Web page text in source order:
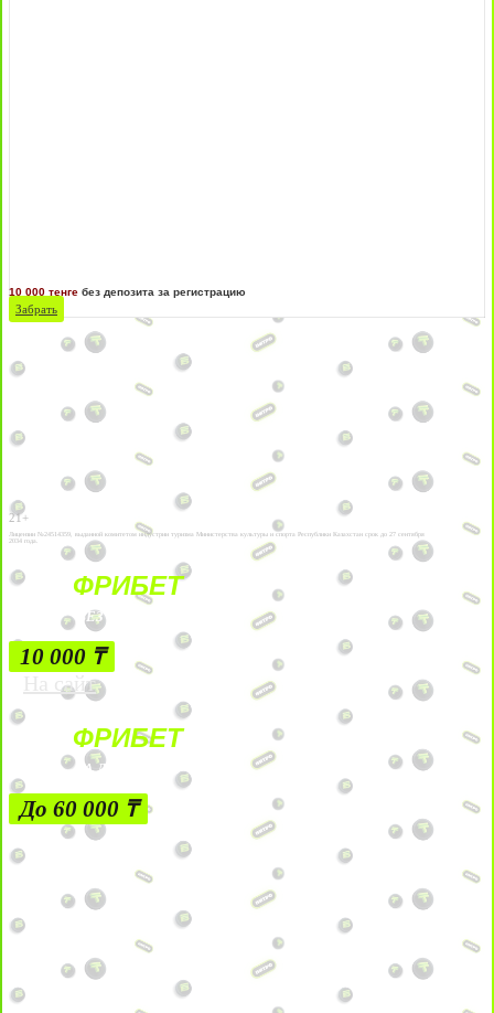
10 000 тенге без депозита за регистрацию
Забрать
21+
Лицензии №24514359, выданной комитетом индустрии туризма Министерства культуры и спорта Республики Казахстан срок до 27 сентября
2034 года.
ФРИБЕТ
БЕЗ УСЛОВИЙ
10 000 ₸
На сайт
ФРИБЕТ
ЗА ДЕПОЗИТЫ
До 60 000 ₸